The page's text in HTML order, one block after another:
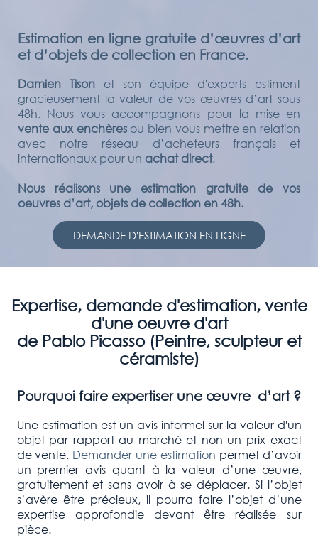
Estimation en ligne gratuite d’œuvres d’art
et d’objets de collection en France.
Damien Tison et son équipe d'experts estiment
gracieusement la valeur de vos œuvres d’art sous
48h. Nous vous accompagnons pour la mise en
vente aux enchèresou bien vous mettre en relation
avec notre réseau d’acheteurs français et
internationaux pour un achat direct.
Nous réalisons une estimation gratuite de vos
oeuvres d’art, objets de collection en 48h.
DEMANDE D'ESTIMATION EN LIGNE
Expertise, demande d'estimation, vente
d'une oeuvre d'art
de Pablo Picasso (Peintre, sculpteur et
céramiste)
Pourquoi faire expertiser une œuvre d’art ?
Une estimation est un avis informel sur la valeur d'un
objet par rapport au marché et non un prix exact
de vente. Demander une estimation permet d’avoir
un premier avis quant à la valeur d’une œuvre,
gratuitement et sans avoir à se déplacer. Si l’objet
s’avère être précieux, il pourra faire l’objet d’une
expertise approfondie devant être réalisée sur
pièce.